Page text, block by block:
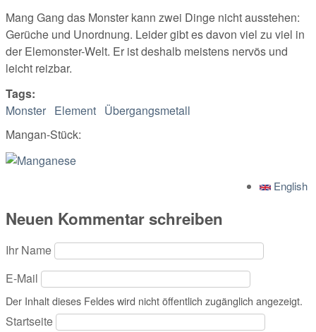
Mang Gang das Monster kann zwei Dinge nicht ausstehen:
Gerüche und Unordnung. Leider gibt es davon viel zu viel in
der Elemonster-Welt. Er ist deshalb meistens nervös und
leicht reizbar.
Tags:
Monster Element Übergangsmetall
Mangan-Stück:
English
Neuen Kommentar schreiben
Ihr Name
E-Mail
Der Inhalt dieses Feldes wird nicht öffentlich zugänglich angezeigt.
Startseite